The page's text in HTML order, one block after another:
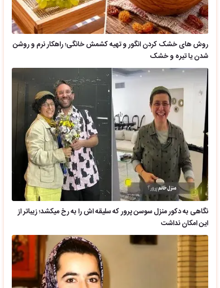
روش های خشک کردن انگور و تهیه کشمش خانگی؛ راهکار نرم و روشن
شدن یا تیره و خشک
نگاهی به دکور منزل سوسن پرور که سلیقه اش را به رخ میکشد؛ زیباتر از
این امکان نداشت